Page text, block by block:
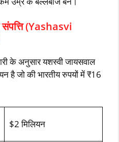
(Yashasvi
के अनुसार यशस्वी जायसवाल
है जो की भारतीय रुपयों में ₹16
$2 मिलियन